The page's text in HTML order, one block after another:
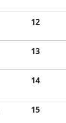
12
13
14
15